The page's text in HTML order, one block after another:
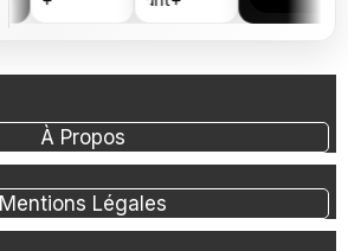
À Propos
Mentions Légales